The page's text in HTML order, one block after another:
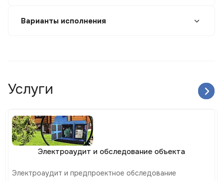
Варианты исполнения
Услуги
Электроаудит и обследование объекта
Электроаудит и предпроектное обследование